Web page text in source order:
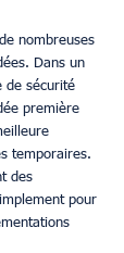
nombreuses
Dans un
de sécurité
première
temporaires.
des
pour